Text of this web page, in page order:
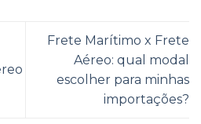
Frete Marítimo x Frete
Aéreo: qual modal
escolher para minhas
importações?